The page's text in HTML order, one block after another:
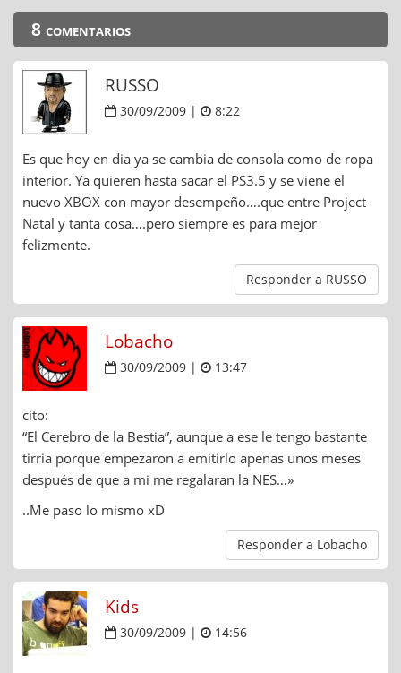
8 comentarios
RUSSO
30/09/2009 | 8:22
Es que hoy en dia ya se cambia de consola como de ropa
interior. Ya quieren hasta sacar el PS3.5 y se viene el
nuevo XBOX con mayor desempeño….que entre Project
Natal y tanta cosa….pero siempre es para mejor
felizmente.
Responder a RUSSO
Lobacho
30/09/2009 | 13:47
cito:
“El Cerebro de la Bestia”, aunque a ese le tengo bastante
tirria porque empezaron a emitirlo apenas unos meses
después de que a mi me regalaran la NES…»
..Me paso lo mismo xD
Responder a Lobacho
Kids
30/09/2009 | 14:56